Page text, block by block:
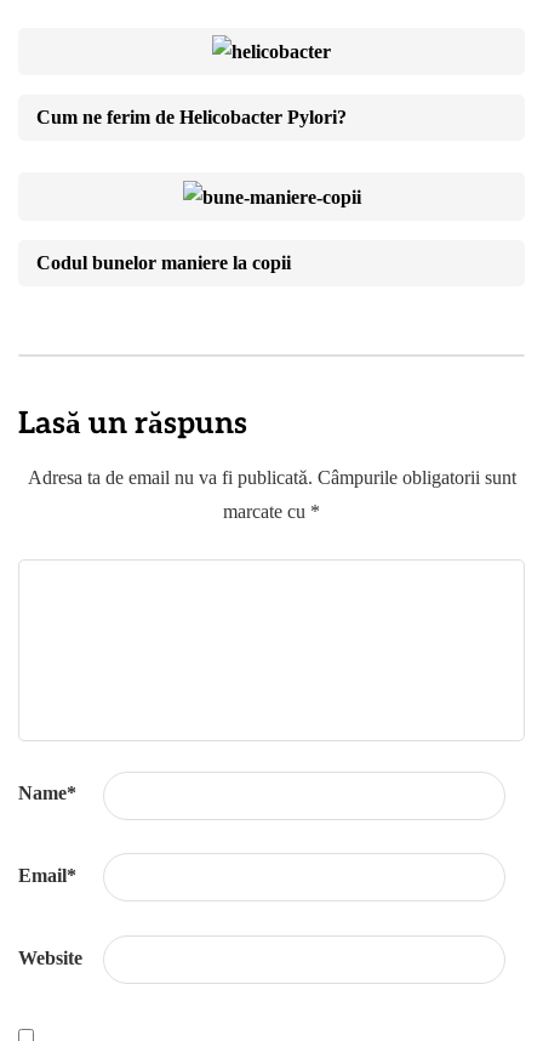
Cum ne ferim de Helicobacter Pylori?
Codul bunelor maniere la copii
Lasă un răspuns
Adresa ta de email nu va fi publicată. Câmpurile obligatorii sunt
marcate cu *
Name*
Email*
Website